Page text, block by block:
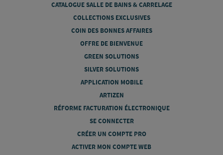
CATALOGUE SALLE DE BAINS & CARRELAGE
COLLECTIONS EXCLUSIVES
COIN DES BONNES AFFAIRES
OFFRE DE BIENVENUE
GREEN SOLUTIONS
SILVER SOLUTIONS
APPLICATION MOBILE
ARTIZEN
RÉFORME FACTURATION ÉLECTRONIQUE
SE CONNECTER
CRÉER UN COMPTE PRO
ACTIVER MON COMPTE WEB